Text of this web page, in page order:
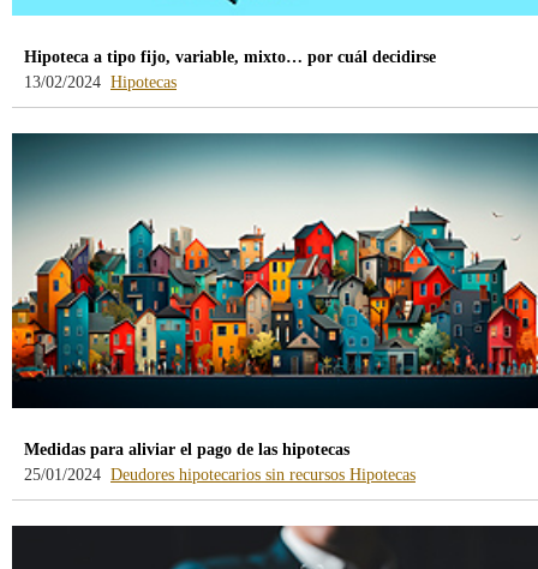
Hipoteca a tipo fijo, variable, mixto… por cuál decidirse
13/02/2024 Hipotecas-
blog
/webcb/Blog/Hipotecas
Medidas para aliviar el pago de las hipotecas
25/01/2024 Deudores hipotecarios sin recursos- Hipotecas-